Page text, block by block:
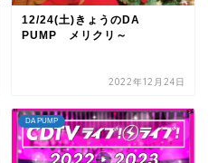
12/24(土)きょうのDA
PUMP メリクリ～
2022年12月24日
DA PUMP